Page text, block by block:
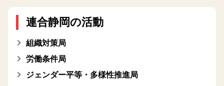
連合静岡の活動
組織対策局
労働条件局
ジェンダー平等・多様性推進局